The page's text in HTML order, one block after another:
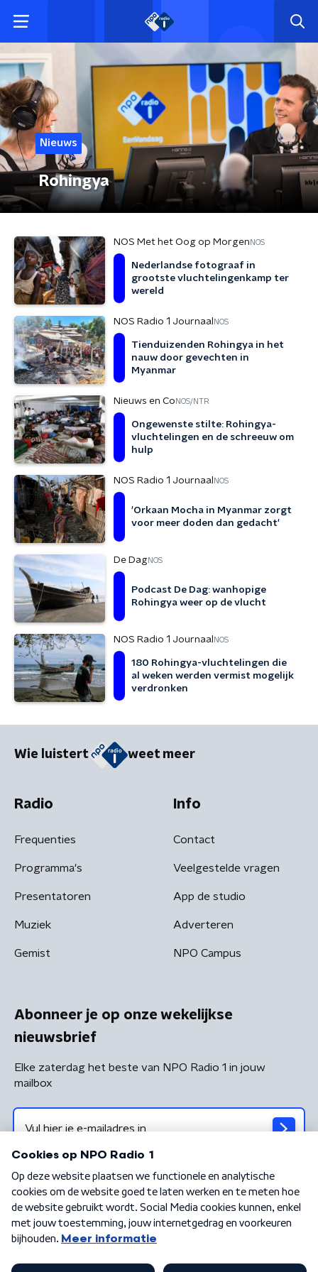
Nieuws
Rohingya
NOS Met het Oog op Morgen NOS
Nederlandse fotograaf in
grootste vluchtelingenkamp ter
wereld
NOS Radio 1 Journaal NOS
Tienduizenden Rohingya in het
nauw door gevechten in
Myanmar
Nieuws en Co NOS/NTR
Ongewenste stilte: Rohingya-
vluchtelingen en de schreeuw om
hulp
NOS Radio 1 Journaal NOS
'Orkaan Mocha in Myanmar zorgt
voor meer doden dan gedacht'
De DagNOS
Podcast De Dag: wanhopige
Rohingya weer op de vlucht
NOS Radio 1 Journaal NOS
180 Rohingya-vluchtelingen die
al weken werden vermist mogelijk
verdronken
Wie luistert weet meer
Radio
Frequenties
Programma's
Presentatoren
Muziek
Gemist
Info
Contact
Veelgestelde vragen
App de studio
Adverteren
NPO Campus
Abonneer je op onze wekelijkse
nieuwsbrief
Elke zaterdag het beste van NPO Radio 1 in jouw
mailbox
Algemene voorwaarden